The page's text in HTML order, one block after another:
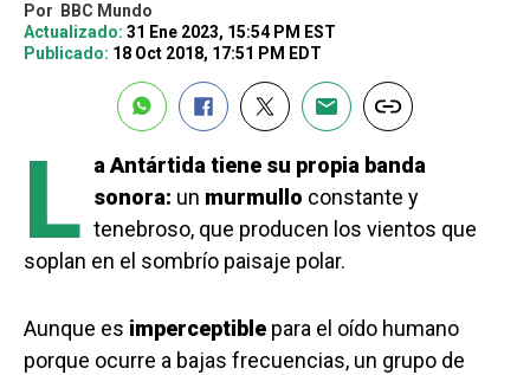
Por
BBC Mundo
Actualizado: 31 Ene 2023, 15:54 PM EST
Publicado: 18 Oct 2018, 17:51 PM EDT
L a Antártida tiene su propia banda
sonora: un murmullo constante y
tenebroso, que producen los vientos que
soplan en el sombrío paisaje polar.
Aunque es imperceptible para el oído humano
porque ocurre a bajas frecuencias, un grupo de